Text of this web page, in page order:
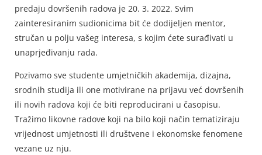
predaju dovršenih radova je 20. 3. 2022. Svim
zainteresiranim sudionicima bit će dodijeljen mentor,
stručan u polju vašeg interesa, s kojim ćete surađivati u
unaprjeđivanju rada.
Pozivamo sve studente umjetničkih akademija, dizajna,
srodnih studija ili one motivirane na prijavu već dovršenih
ili novih radova koji će biti reproducirani u časopisu.
Tražimo likovne radove koji na bilo koji način tematiziraju
vrijednost umjetnosti ili društvene i ekonomske fenomene
vezane uz nju.